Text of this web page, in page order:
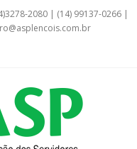
2080 | (14) 99137-0266 |